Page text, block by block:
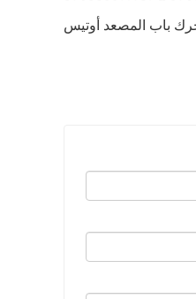
باب المصعد أوتيس